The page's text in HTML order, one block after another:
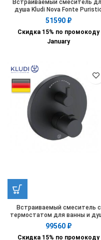
Встраиваемый смеситель
душа Kludi Nova Fonte
206553915
51590 ₽
Скидка 15% по промокоду
January
Встраиваемый смеситель с
термостатом для ванны и
Kludi Nova Fonte Puristic
208303915
99560 ₽
Скидка 15% по промокоду